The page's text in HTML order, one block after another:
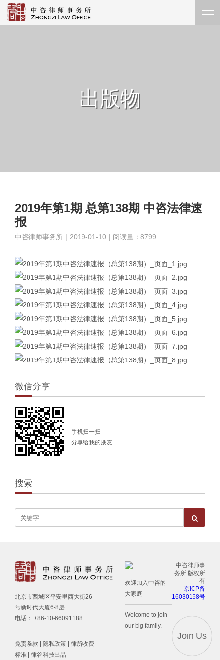
出版物
2019年第1期 总第138期 中咨法律速
报
中咨律师事务所 | 2019-01-10 | 阅读量：8799
微信分享
手机扫一扫
分享给我的朋友
搜索
北京市西城区平安里西大街26
号新时代大厦6-8层
电话： +86-10-66091188
免责条款 隐私政策
律所收费
标准 | 律谷科技出品
欢迎加入中咨的
大家庭
Welcome to join
our big family.
中咨律师事
务所 版权所
有
京ICP备
16030168号
Join Us